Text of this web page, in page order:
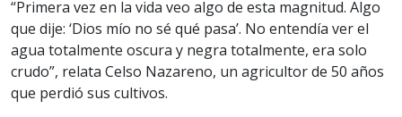
“Primera vez en la vida veo algo de esta magnitud. Algo
que dije: ‘Dios mío no sé qué pasa’. No entendía ver el
agua totalmente oscura y negra totalmente, era solo
crudo”, relata Celso Nazareno, un agricultor de 50 años
que perdió sus cultivos.